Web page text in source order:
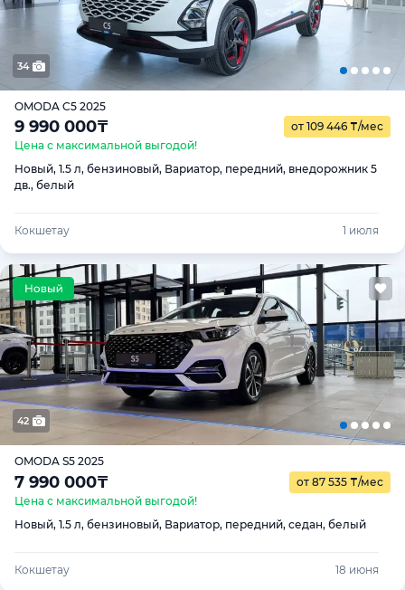
34
OMODA C5 2025
9 990 000₸ от 109 446 ₸/мес
Цена с максимальной выгодой!
Новый, 1.5 л, бензиновый, Вариатор, передний, внедорожник 5
дв., белый
Кокшетау 1 июля
42
OMODA S5 2025
7 990 000₸ от 87 535 ₸/мес
Цена с максимальной выгодой!
Новый, 1.5 л, бензиновый, Вариатор, передний, седан, белый
Кокшетау 18 июня